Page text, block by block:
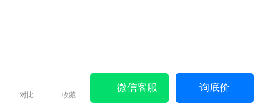
对比 收藏
微信客服 询底价